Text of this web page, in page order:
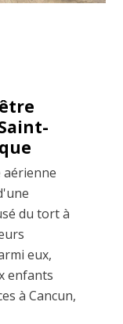
aérienne
du tort à
eux,
enfants
à Cancun,